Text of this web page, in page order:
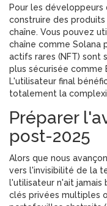
Pour les
construire des
chaîne. Vous pouvez
chaîne comme Solana
actifs rares (NFT) sont
plus sécurisée comme
L'utilisateur final
totalement la
Préparer
post-2025
Alors que nous
vers l'invisibilité de la
l'utilisateur n'ait jamais
clés privées multiples